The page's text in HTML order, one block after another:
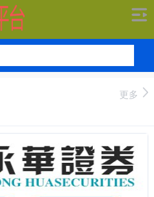
更多